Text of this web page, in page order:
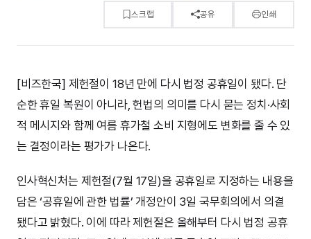
스크랩 공유 인쇄
[비즈한국] 제헌절이 18년 만에 다시 법정 공휴일이 됐다. 단
순한 휴일 복원이 아니라, 헌법의 의미를 다시 묻는 정치·사회
적 메시지와 함께 여름 휴가철 소비 지형에도 변화를 줄 수 있
는 결정이라는 평가가 나온다.
인사혁신처는 제헌절(7월 17일)을 공휴일로 지정하는 내용을
담은 ‘공휴일에 관한 법률’ 개정안이 3일 국무회의에서 의결
됐다고 밝혔다. 이에 따라 제헌절은 올해부터 다시 법정 공휴